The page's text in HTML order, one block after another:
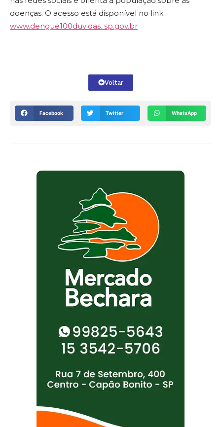
doenças. O acesso está disponível no link:
www.dengue100duvidas. sp.gov.br
Voltar
Facebook Twitter WhatsApp